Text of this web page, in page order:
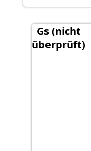
Gs (nicht
überprüft)